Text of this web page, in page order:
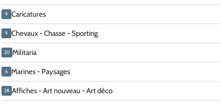
9 Caricatures
9 Chevaux - Chasse - Sporting
20 Militaria
6 Marines - Paysages
28 Affiches - Art nouveau - Art déco